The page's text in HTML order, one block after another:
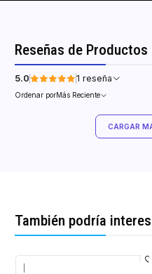
Reseñas de Productos
5.0 1 reseña
Ordenar porMás Reciente
CARGAR
También podría